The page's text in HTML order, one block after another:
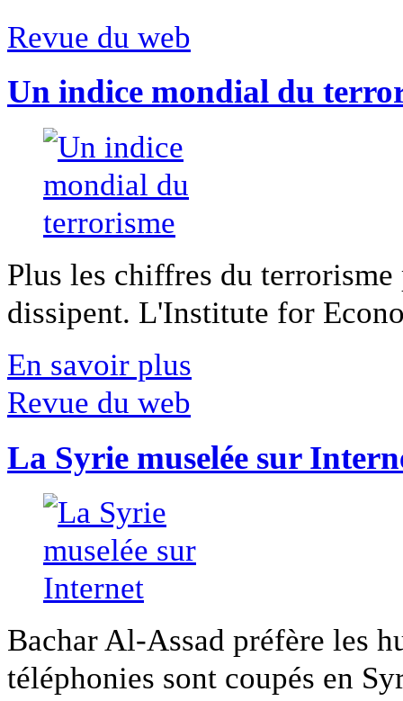
Revue du web
Un indice mondial du
Plus les chiffres du
dissipent. L'Institute for
En savoir plus
Revue du web
La Syrie muselée sur
Bachar Al-Assad préfère les
téléphonies sont coupés en